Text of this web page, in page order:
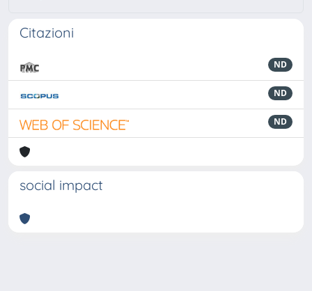
Citazioni
ND
ND
ND
social impact